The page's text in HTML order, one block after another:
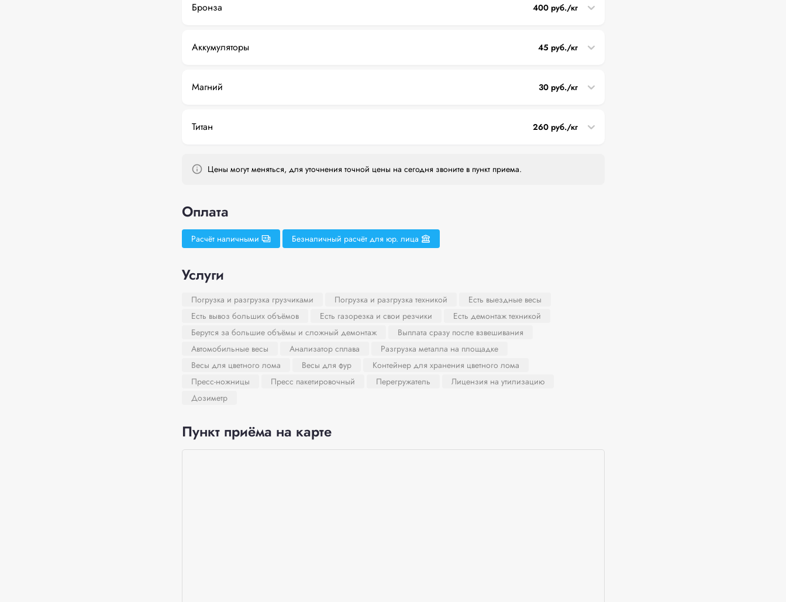
Бронза 400 руб./кг
Аккумуляторы 45 руб./кг
Магний 30 руб./кг
Титан 260 руб./кг
Цены могут меняться, для уточнения точной цены на сегодня звоните в пункт приема.
Оплата
Расчёт наличными Безналичный расчёт для юр. лица
Услуги
Погрузка и разгрузка грузчиками Погрузка и разгрузка техникой
Есть выездные весы
Есть вывоз больших объёмов
Есть газорезка и свои резчики
Есть демонтаж техникой
Берутся за большие объёмы и сложный демонтаж
Выплата сразу после взвешивания
Автомобильные весы
Анализатор сплава
Разгрузка металла на площадке
Весы для цветного лома
Весы для фур
Контейнер для хранения цветного лома
Пресс-ножницы
Пресс пакетировочный Перегружатель
Лицензия на утилизацию
Дозиметр
Пункт приёма на карте